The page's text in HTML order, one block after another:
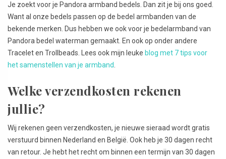
Je zoekt voor je Pandora armband bedels. Dan zit je bij ons goed.
Want al onze bedels passen op de bedel armbanden van de
bekende merken. Dus hebben we ook voor je bedelarmband van
Pandora bedel waterman gemaakt. En ook op onder andere
Tracelet en Trollbeads. Lees ook mijn leuke blog met 7 tips voor
het samenstellen van je armband
Welke verzendkosten rekenen
jullie?
Wij rekenen geen verzendkosten, je nieuwe sieraad wordt gratis
verstuurd binnen Nederland en België. Ook heb je 30 dagen recht
van retour. Je hebt het recht om binnen een termijn van 30 dagen